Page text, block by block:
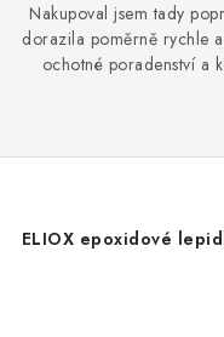
Nakupoval jsem tady
dorazila poměrně rychle
ochotné poradenství a
ELIOX epoxidové